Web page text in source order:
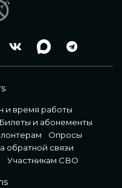
и время работы
Билеты и абонементы
Опросы
обратной связи
Участникам СВО